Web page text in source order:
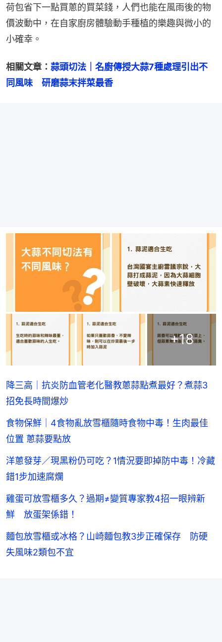
荷包省下一點買蔥的買菜錢，人們也能在風雨後的物
價波動中，在自家廚房體驗動手種植的樂趣與微小的
小確幸。
相關文章： 蒜頭切法｜名廚傳授大蒜7種處理引出不
同風味　研磨蒜末拌菜最香
+18
降三高｜抗炎防血管老化醫教蔥蒜點煮最好？煮蒜3
招免長時間爆炒
食物保鮮｜4食物亂放雪櫃隨時食物中毒！生肉最佳
位置 蔥蒜要點放
洋蔥發芽／現黑粉仍可吃？1情況要即掉防中毒！冷藏
錯1步加速腐爛
雞蛋可放雪櫃多久？過期≠變質專家教4招一眼辨新
鮮 放蛋架係錯！
麵包放雪櫃或冰格？山崎麵包教3步正確保存 防硬
失風味2類包不宜